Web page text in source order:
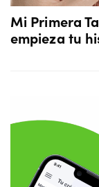
Mi Primera
empieza tu